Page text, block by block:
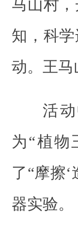
马山村
知，科
动。王
活
为“植物
了“摩擦
器实验。